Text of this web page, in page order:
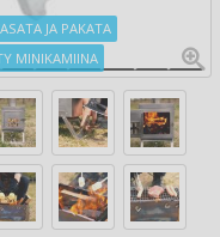
JA PAKATA
MINIKAMIINA